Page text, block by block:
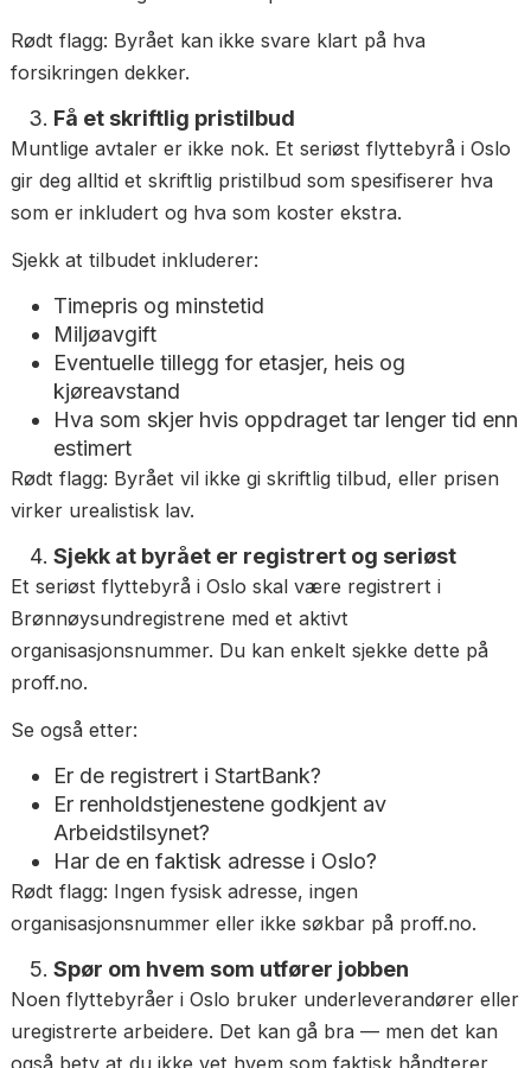
Hva dekker forsikringen?
Hva er maksimumsbeløpet per kolli?
Hva gjør du hvis noe skades?
Hos Løft er alt gods forsikret med inntil kr 1 500,-
kolli. Vi anbefaler også å sjekke om din egen
innboforsikring dekker transport.
forsikringen dekker.
Få et skriftlig pristilbud
Muntlige avtaler er ikke nok. Et seriøst flyttebyrå i
gir deg alltid et skriftlig pristilbud som spesifiserer
som er inkludert og hva som koster ekstra.
Sjekk at tilbudet inkluderer:
Timepris og minstetid
Miljøavgift
Eventuelle tillegg for etasjer, heis og
kjøreavstand
estimert
Rødt flagg: Byrået vil ikke gi skriftlig tilbud, eller
virker urealistisk lav.
Sjekk at byrået er registrert og seriøst
Et seriøst flyttebyrå i Oslo skal være registrert i
Brønnøysundregistrene med et aktivt
organisasjonsnummer. Du kan enkelt sjekke dette
proff.no.
Se også etter: